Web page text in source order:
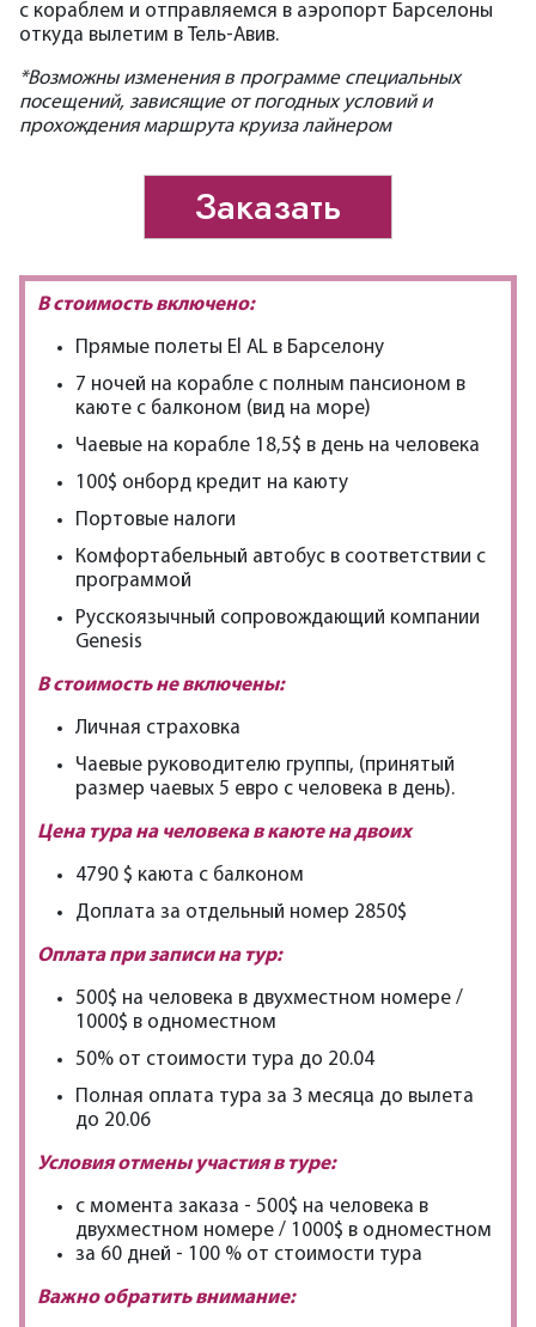
с кораблем и отправляемся в аэропорт Барселоны
откуда вылетим в Тель-Авив.
*Возможны изменения в программе специальных
посещений, зависящие от погодных условий и
прохождения маршрута круиза лайнером
Заказать
В стоимость включено:
Прямые полеты El AL в Барселону
7 ночей на корабле с полным пансионом в
каюте с балконом (вид на море)
Чаевые на корабле 18,5$ в день на человека
100$ онборд кредит на каюту
Портовые налоги
Комфортабельный автобус в соответствии с
программой
Русскоязычный сопровождающий компании
Genesis
В стоимость не включены:
Личная страховка
Чаевые руководителю группы, (принятый
размер чаевых 5 евро с человека в день).
Цена тура на человека в каюте на двоих
4790 $ каюта с балконом
Доплата за отдельный номер 2850$
Оплата при записи на тур:
500$ на человека в двухместном номере /
1000$ в одноместном
50% от стоимости тура до 20.04
Полная оплата тура за 3 месяца до вылета
до 20.06
Условия отмены участия в туре:
с момента заказа - 500$ на человека в
двухместном номере / 1000$ в одноместном
за 60 дней - 100 % от стоимости тура
Важно обратить внимание: